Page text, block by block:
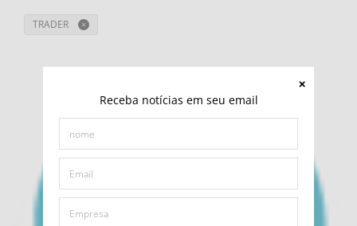
Receba notícias em seu email
TRADER